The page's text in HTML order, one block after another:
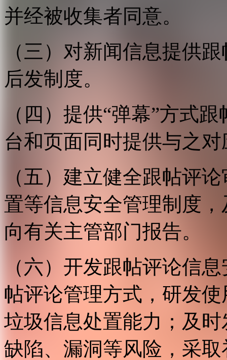
并经被收集者同意。
（三）对新闻信息提供
后发制度。
（四）提供“弹幕”方式
台和页面同时提供与之
（五）建立健全跟帖评
置等信息安全管理制度
向有关主管部门报告。
（六）开发跟帖评论信
帖评论管理方式，研发
垃圾信息处置能力；及
缺陷、漏洞等风险，采